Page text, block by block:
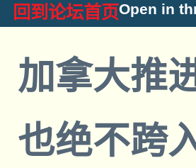
回到论坛首页Open in
加拿大推
也绝不跨